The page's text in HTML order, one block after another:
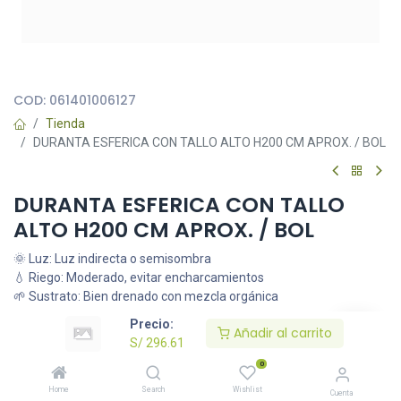
Precio:
S/ 296.61
Añadir al carrito
Home Search
0
Wishlist Cuenta
COD: 061401006127
Tienda
DURANTA ESFERICA CON TALLO ALTO H200 CM APROX. / BOL
DURANTA ESFERICA CON TALLO
ALTO H200 CM APROX. / BOL
🌞 Luz: Luz indirecta o semisombra
💧 Riego: Moderado, evitar encharcamientos
🌱 Sustrato: Bien drenado con mezcla orgánica
296.61
Añadir al carrito